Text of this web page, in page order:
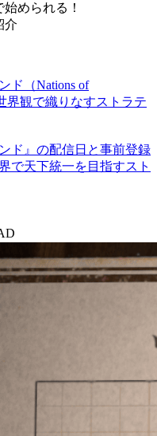
められる！
介
ド（Nations of
界観で織りなすストラテ
ド』の配信日と事前登録
で天下統一を目指すスト